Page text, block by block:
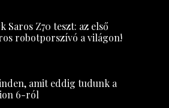
Saros Z70 teszt: az első
robotporszívó a világon!
amit eddig tudunk a
6-ról